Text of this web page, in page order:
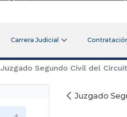
Carrera Judicial
Juzgado Segundo Civil del
Juzgado